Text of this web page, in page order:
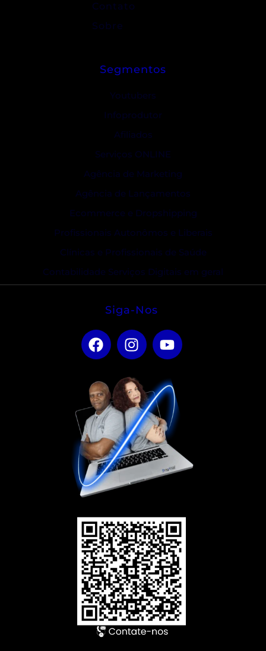
Contato
Sobre
Segmentos
Youtubers
Infoprodutor
Afiliados
Serviços ONLINE
Agência de Marketing
Agência de Lançamentos
Ecommerce e Dropshipping
Profissionais Autonômos e Liberais
Clínicas e Profissionais de Saúde
Contabilidade Serviços Digitais em geral
Siga-Nos